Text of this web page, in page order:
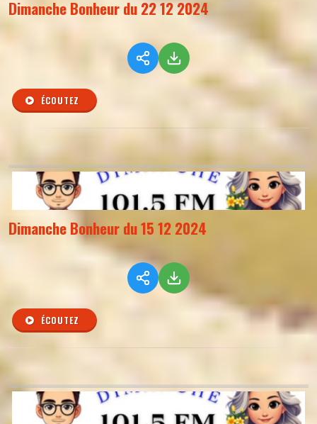
Dimanche Bonheur du 22 12 2024
ÉCOUTEZ
Dimanche Bonheur du 15 12 2024
ÉCOUTEZ